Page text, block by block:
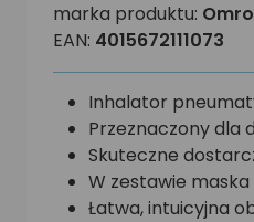
marka produktu:
EAN: 4015672111073
Inhalator
Przeznaczony dla
Skuteczne
W zestawie maska
Łatwa, intuicyjna